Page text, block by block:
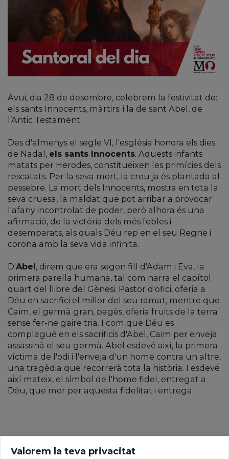
Avui, dia 28 de desembre, celebrem la festivitat de:
els sants Innocents, màrtirs; i la de sant Abel, de
l’Antic Testament.
Des d'almenys el segle VI, l'església honora els dies
de Nadal, els sants Innocents. Aquests infants
matats per Herodes, constitueixen les primícies dels
rescatats. Per la seva mort, la creu ja és plantada al
pessebre. La mort dels Innocents, mostra en tota la
seva cruesa, la maldat que pot arribar a provocar
l'afany incontrolat de poder, però alhora és una
afirmació, de la victòria dels més febles i
desemparats, als quals Déu rep en el seu Regne i
corona amb la seva vida infinita.
D'Abel, direm que era segon fill d'Adam i Eva, la
primera parella humana, tal com narra el capítol
quart del llibre del Gènesi. Pastor d'ofici, oferia a
Déu en sacrifici el millor del seu ramat, mentre que
Caïm, el germà gran, pagès, oferia fruits de la terra
sense fer-ne gaire tria. I com que Déu es
complagué en els sacrificis d'Abel, Caïm per enveja
assassinà el seu germà. Abel esdevé així, la primera
víctima de l'odi i l'enveja d'un home contra un altre,
una tragèdia que recorrerà tota la història. I esdevé
així mateix, el símbol de l'home fidel, entregat a
Déu, que mor per aquesta fidelitat i entrega.
Valorem la teva privacitat